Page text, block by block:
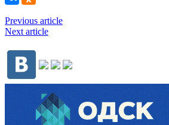
Previous article
Next article